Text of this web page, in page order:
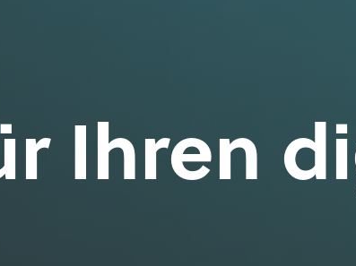
Ihren